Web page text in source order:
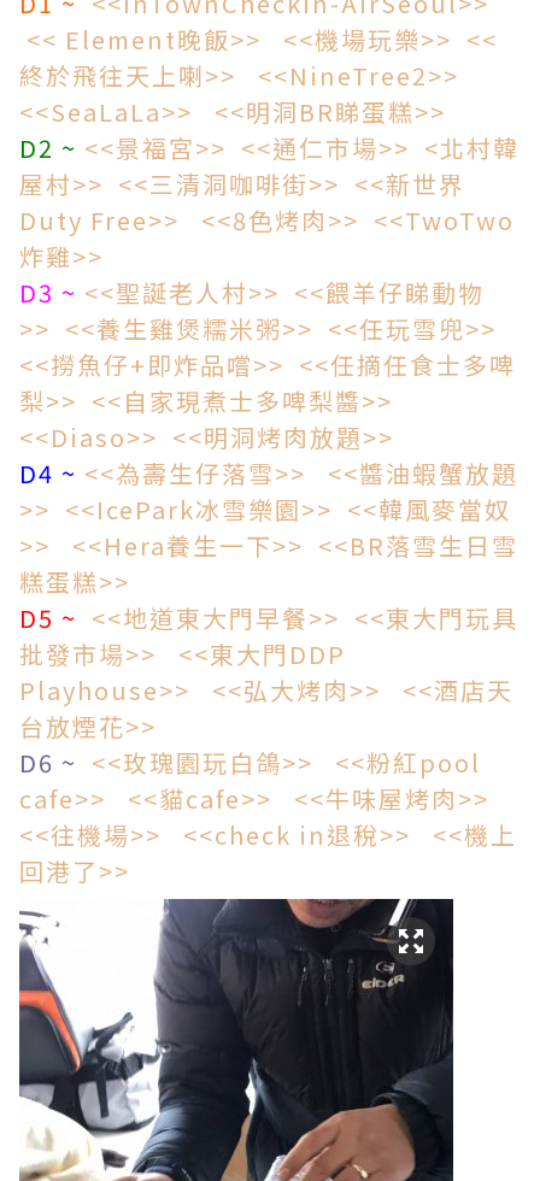
<< Element晚飯>>
<<機場玩樂>> <<
終於飛往天上喇>>
<<NineTree2>>
<<SeaLaLa>>
<<明洞BR睇蛋糕>>
D2 ~ <<景福宮>> <<通仁市場>> <北村韓
屋村>> <<三清洞咖啡街>> <<新世界
Duty Free>>
<<8色烤肉>> <<TwoTwo
炸雞>>
D3 ~ <<聖誕老人村>> <<餵羊仔睇動物
>> <<養生雞煲糯米粥>> <<任玩雪兜>>
<<撈魚仔+即炸品嚐>> <<任摘任食士多啤
梨>> <<自家現煮士多啤梨醬>>
<<Diaso>> <<明洞烤肉放題>>
D4 ~ <<為壽生仔落雪>>
<<醬油蝦蟹放題
>> <<IcePark冰雪樂園>> <<韓風麥當奴
>>
<<Hera養生一下>> <<BR落雪生日雪
糕蛋糕>>
D5 ~ <<地道東大門早餐>> <<東大門玩具
批發市場>>
<<東大門DDP
Playhouse>>
<<弘大烤肉>>
<<酒店天
台放煙花>>
D6 ~ <<玫瑰園玩白鴿>>
<<粉紅pool
cafe>>
<<貓cafe>>
<<牛味屋烤肉>>
<<往機場>>
<<check in退稅>>
<<機上
回港了>>